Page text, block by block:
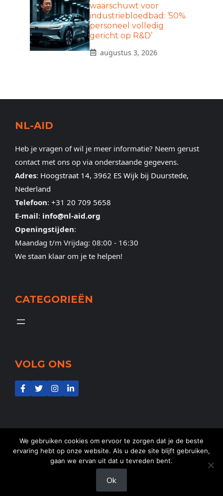
waarschuwt voor
industriebloedbad: ‘50%
personeel volledig
gericht op R&D’
augustus 3, 2026
NL-AID
Heb je vragen of wil je meer informatie? Neem gerust
contact met ons op via onderstaande gegevens.
Adres: Hoogstraat 14, 3962 ES Wijk bij Duurstede,
Nederland
Telefoon: +31 20 709 5658
E-mail: info@nl-aid.org
Openingstijden:
Maandag t/m Vrijdag: 08:00 - 16:30
We staan klaar om je te helpen!
CATEGORIEËN
VOLG ONS
@2025NL-Aid- Alle rechten voorbehouden
We gebruiken cookies om ervoor te zorgen dat je de beste
ervaring hebt op onze website. Als u deze site blijft gebruiken,
gaan we ervan uit dat u tevreden bent.
Ok